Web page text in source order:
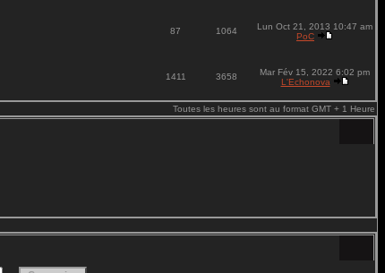
87 1064
Lun Oct 21, 2013 10:47 am
PoC
1411 3658
Mar Fév 15, 2022 6:02 pm
L'Echonova
Toutes les heures sont au format GMT + 1 Heure